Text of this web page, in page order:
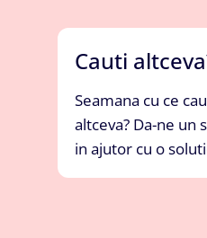
Cauti
Seamana cu ce
altceva? Da-ne un
in ajutor cu o